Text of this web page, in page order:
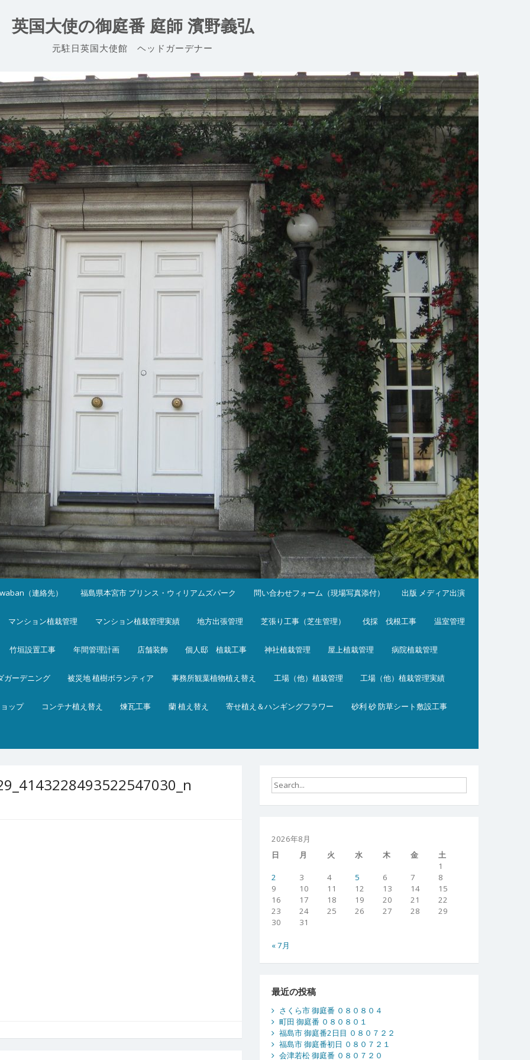
英国大使の御庭番 庭師 濱野義弘
元駐日英国大使館 ヘッドガーデナー
（連絡先） 福島県本宮市 プリンス・ウィリアムズパーク 問い合わせフォーム（現場写真添付） 出版 メディア出演
マンション植栽管理 マンション植栽管理実績 地方出張管理 芝張り工事（芝生管理） 伐採 伐根工事 温室管理
竹垣設置工事 年間管理計画 店舗装飾 個人邸 植栽工事 神社植栽管理 屋上植栽管理 病院植栽管理
ガーデニング 被災地 植樹ボランティア 事務所観葉植物植え替え 工場（他）植栽管理 工場（他）植栽管理実績
ップ コンテナ植え替え 煉瓦工事 蘭 植え替え 寄せ植え＆ハンギングフラワー 砂利 砂 防草シート敷設工事
2026年8月
日
月 火 水 木 金
土
1
2
3 4 5 6 7
8
9
10 11 12 13 14
15
16
17 18 19 20 21
22
23
24 25 26 27 28
29
30
31
« 7月
最近の投稿
さくら市 御庭番 ０８０８０４
町田 御庭番 ０８０８０１
福島市 御庭番2日目 ０８０７２２
福島市 御庭番初日 ０８０７２１
会津若松 御庭番 ０８０７２０